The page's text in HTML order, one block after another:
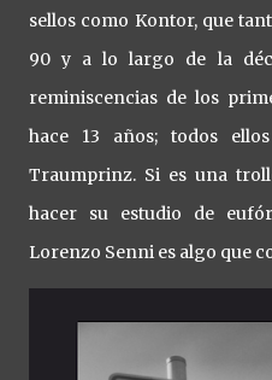
sellos como Kontor, que
90 y a lo largo de la
reminiscencias de los
hace 13 años; todos
Traumprinz. Si es una
hacer su estudio de
Lorenzo Senni es algo que